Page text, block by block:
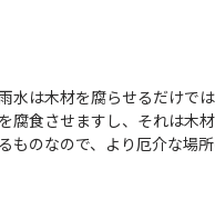
水は木材を腐らせるだけで
腐食させますし、それは木
ものなので、より厄介な場